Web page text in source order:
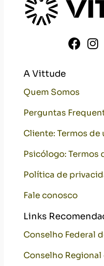
A Vittude
Quem Somos
Perguntas
Cliente: Termos de
Psicólogo: Termos
Política de
Fale conosco
Links
Conselho Federal
Conselho